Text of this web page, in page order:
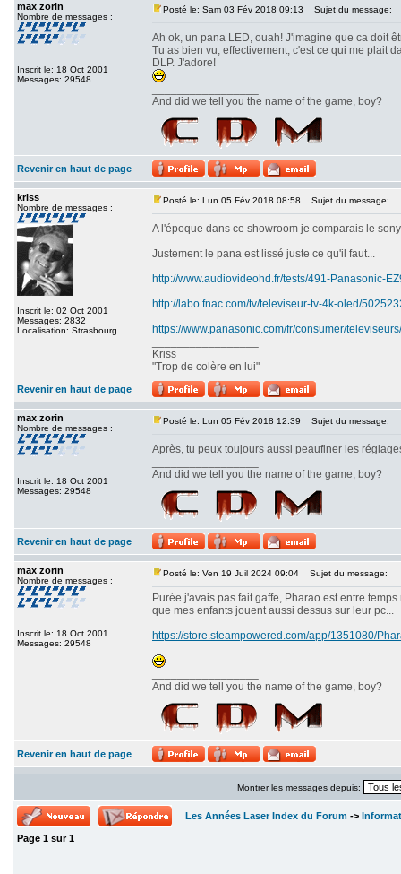
max zorin
Nombre de messages :
Inscrit le: 18 Oct 2001
Messages: 29548
Posté le: Sam 03 Fév 2018 09:13 Sujet du message:
Ah ok, un pana LED, ouah! J'imagine que ca doit
Tu as bien vu, effectivement, c'est ce qui me plait
DLP. J'adore!
And did we tell you the name of the game, boy?
Revenir en haut de page
kriss
Nombre de messages :
Inscrit le: 02 Oct 2001
Messages: 2832
Localisation: Strasbourg
Posté le: Lun 05 Fév 2018 08:58 Sujet du message:
A l'époque dans ce showroom je comparais le
Justement le pana est lissé juste ce qu'il faut...
http://www.audiovideohd.fr/tests/491-Panasonic-
http://labo.fnac.com/tv/televiseur-tv-4k-oled/
https://www.panasonic.com/fr/consumer/
Kriss
"Trop de colère en lui"
Revenir en haut de page
max zorin
Nombre de messages :
Inscrit le: 18 Oct 2001
Messages: 29548
Posté le: Lun 05 Fév 2018 12:39 Sujet du message:
Après, tu peux toujours aussi peaufiner les
And did we tell you the name of the game, boy?
Revenir en haut de page
max zorin
Nombre de messages :
Inscrit le: 18 Oct 2001
Messages: 29548
Posté le: Ven 19 Juil 2024 09:04 Sujet du message:
Purée j'avais pas fait gaffe, Pharao est entre
que mes enfants jouent aussi dessus sur leur pc...
https://store.steampowered.com/app/1351080/
And did we tell you the name of the game, boy?
Revenir en haut de page
Montrer les messages depuis:
Les Années Laser Index du Forum ->
Page 1 sur1